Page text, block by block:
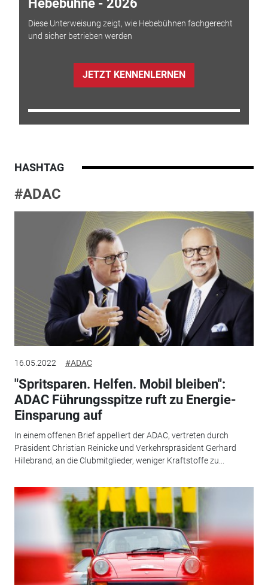
Hebebühne - 2026
Diese Unterweisung zeigt, wie Hebebühnen fachgerecht
und sicher betrieben werden
JETZT KENNENLERNEN
HASHTAG
#ADAC
16.05.2022 #ADAC
"Spritsparen. Helfen. Mobil bleiben":
ADAC Führungsspitze ruft zu Energie-
Einsparung auf
In einem offenen Brief appelliert der ADAC, vertreten durch
Präsident Christian Reinicke und Verkehrspräsident Gerhard
Hillebrand, an die Clubmitglieder, weniger Kraftstoffe zu...